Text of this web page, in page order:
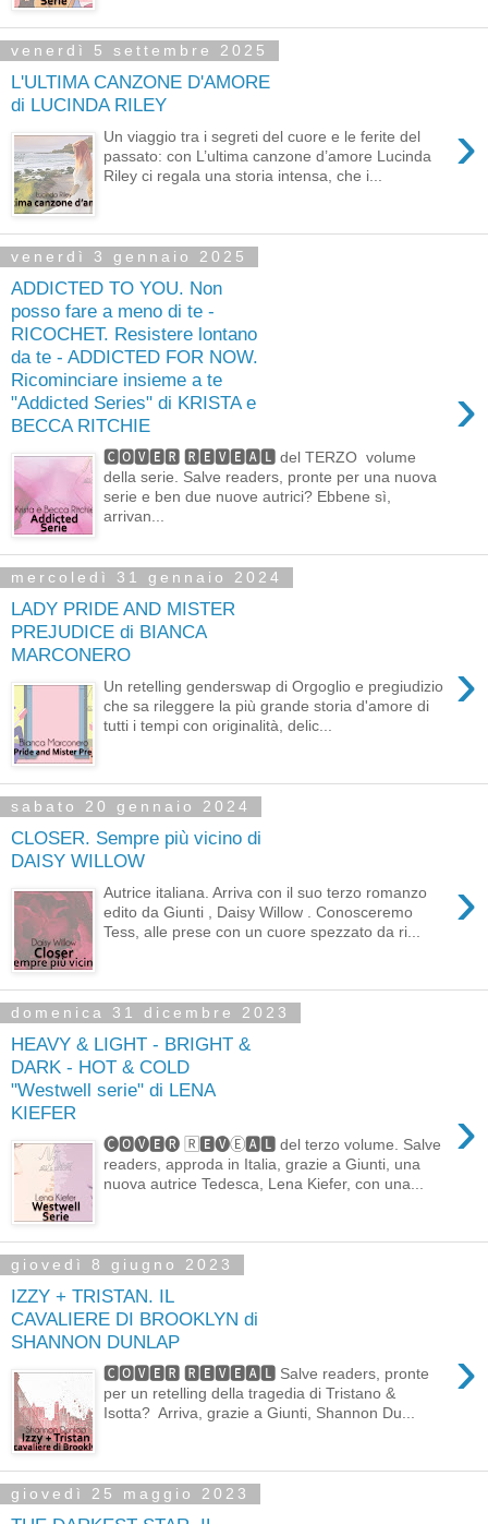
venerdì 5 settembre 2025
L'ULTIMA CANZONE D'AMORE
di LUCINDA RILEY
›
Un viaggio tra i segreti del cuore e le ferite del
passato: con L’ultima canzone d’amore Lucinda
Riley ci regala una storia intensa, che i...
venerdì 3 gennaio 2025
ADDICTED TO YOU. Non
posso fare a meno di te -
RICOCHET. Resistere lontano
da te - ADDICTED FOR NOW.
Ricominciare insieme a te
"Addicted Series" di KRISTA e
BECCA RITCHIE
›
🅲🅾🆅🅴🆁 🆁🅴🆅🅴🅰🅻 del TERZO volume
della serie. Salve readers, pronte per una nuova
serie e ben due nuove autrici? Ebbene sì,
arrivan...
mercoledì 31 gennaio 2024
LADY PRIDE AND MISTER
PREJUDICE di BIANCA
MARCONERO
›
Un retelling genderswap di Orgoglio e pregiudizio
che sa rileggere la più grande storia d'amore di
tutti i tempi con originalità, delic...
sabato 20 gennaio 2024
CLOSER. Sempre più vicino di
DAISY WILLOW
›
Autrice italiana. Arriva con il suo terzo romanzo
edito da Giunti , Daisy Willow . Conosceremo
Tess, alle prese con un cuore spezzato da ri...
domenica 31 dicembre 2023
HEAVY & LIGHT - BRIGHT &
DARK - HOT & COLD
"Westwell serie" di LENA
KIEFER
›
🅒🅾🅥🅴🅡 🅁🅴🅥Ⓔ🅰🅻 del terzo volume. Salve
readers, approda in Italia, grazie a Giunti, una
nuova autrice Tedesca, Lena Kiefer, con una...
giovedì 8 giugno 2023
IZZY + TRISTAN. IL
CAVALIERE DI BROOKLYN di
SHANNON DUNLAP
›
🅲🅾🆅🅴🆁 🆁🅴🆅🅴🅰🅻 Salve readers, pronte
per un retelling della tragedia di Tristano &
Isotta? Arriva, grazie a Giunti, Shannon Du...
giovedì 25 maggio 2023